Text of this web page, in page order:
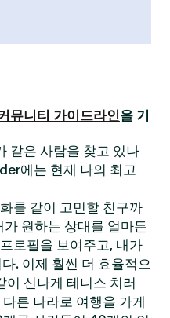
뮤니티 가이드라인을 기
같은 사람을 찾고 있나
에는 현재 나의 최고
를 같이 고민할 친구까
원하는 상대를 얼마든
로필을 보여주고, 내가
. 이제 훨씬 더 효율적으
이 신나게 테니스 치러
른 나라로 여행을 가게